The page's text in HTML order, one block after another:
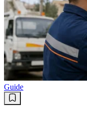
Guide